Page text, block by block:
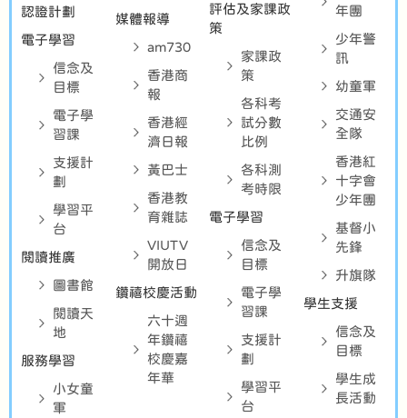
認證計劃
電子學習
信念及
目標
電子學
習課
支援計
劃
學習平
台
閱讀推廣
圖書館
閱讀天
地
服務學習
小女童
軍
媒體報導
am730
香港商
報
香港經
濟日報
黃巴士
香港教
育雜誌
VIUTV
開放日
鑽禧校慶活動
六十週
年鑽禧
校慶嘉
年華
評估及家課政
策
家課政
策
各科考
試分數
比例
各科測
考時限
電子學習
信念及
目標
電子學
習課
支援計
劃
學習平
台
年團
少年警
訊
幼童軍
交通安
全隊
香港紅
十字會
少年團
基督小
先鋒
升旗隊
學生支援
信念及
目標
學生成
長活動